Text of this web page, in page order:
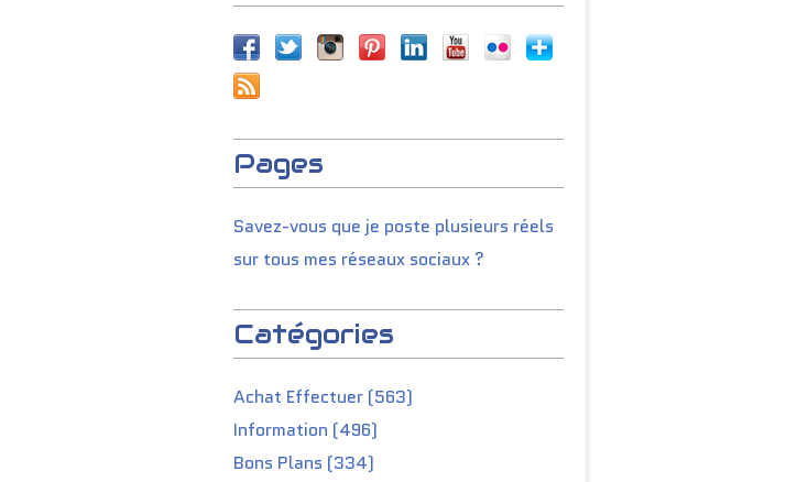
Pages
Savez-vous que je poste plusieurs réels
sur tous mes réseaux sociaux ?
Catégories
Achat Effectuer (563)
Information (496)
Bons Plans (334)